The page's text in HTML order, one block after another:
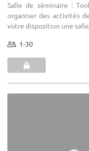
Salle de séminaire :
organiser des activités
votre disposition une
1-30